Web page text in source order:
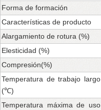
Forma de formación
Características de producto
Alargamiento de rotura (%)
Elesticidad (%)
Compresión(%)
Temperatura de trabajo largo
(℃)
Temperatura máxima de uso